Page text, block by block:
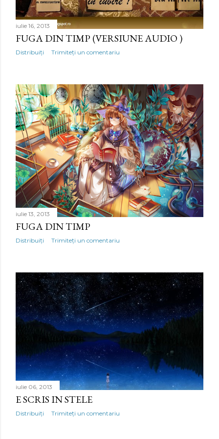
i
iulie 16, 2013
FUGA DIN TIMP (VERSIUNE AUDIO )
Distribuiți Trimiteți un comentariu
iulie 13, 2013
FUGA DIN TIMP
Distribuiți Trimiteți un comentariu
iulie 06, 2013
E SCRIS IN STELE
Distribuiți Trimiteți un comentariu